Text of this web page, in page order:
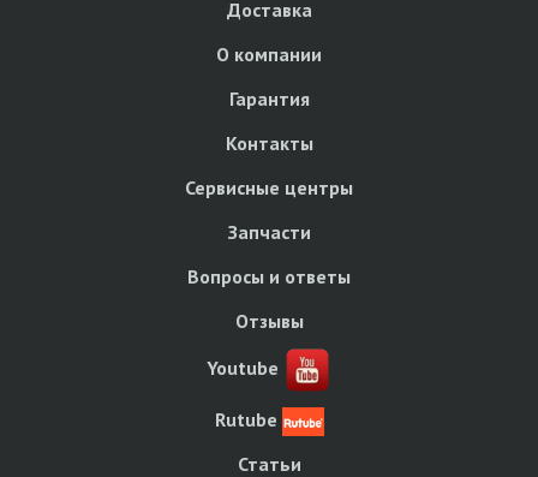
Доставка
О компании
Гарантия
Контакты
Сервисные центры
Запчасти
Вопросы и ответы
Отзывы
Youtube
Rutube
Статьи